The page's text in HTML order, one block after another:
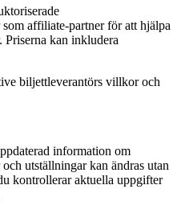
affiliate-partner för att hjälpa
Priserna kan inkludera
biljettleverantörs villkor och
information om
utställningar kan ändras utan
kontrollerar aktuella uppgifter